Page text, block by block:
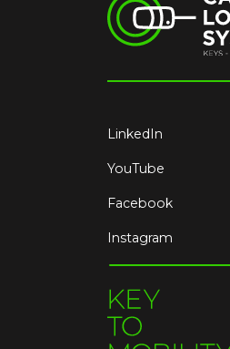
LinkedIn
YouTube
Facebook
Instagram